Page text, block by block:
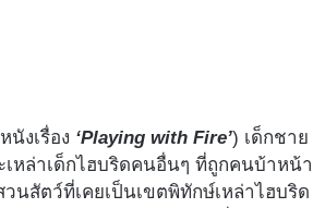
นังเรื่อง ‘Playing with Fire’) เด็กชาย
เหล่าเด็กไฮบริดคนอื่นๆ ที่ถูกคนบ้าหน้า
นสัตว์ที่เคยเป็นเขตพิทักษ์เหล่าไฮบริด